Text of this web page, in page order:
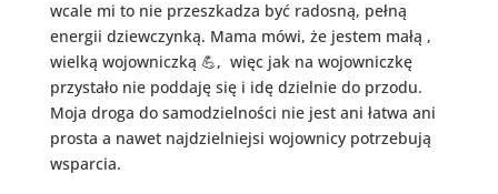
wcale mi to nie przeszkadza być radosną, pełną
energii dziewczynką. Mama mówi, że jestem małą ,
wielką wojowniczką 💪, więc jak na wojowniczkę
przystało nie poddaję się i idę dzielnie do przodu.
Moja droga do samodzielności nie jest ani łatwa ani
prosta a nawet najdzielniejsi wojownicy potrzebują
wsparcia.